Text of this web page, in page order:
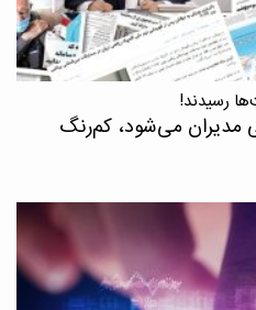
رسیدند!
مدیران می‌شود، کم‌رنگ